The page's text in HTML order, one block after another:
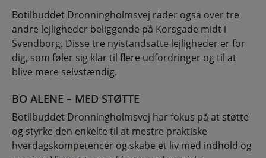
Botilbuddet Dronningholmsvej råder også over tre
andre lejligheder beliggende på Korsgade midt i
Svendborg. Disse tre nyistandsatte lejligheder er for
dig, som føler sig klar til flere udfordringer og til at
blive mere selvstændig.
BO ALENE – MED STØTTE
Botilbuddet Dronningholmsvej har fokus på at støtte
og styrke den enkelte til at mestre praktiske
hverdagskompetencer og skabe et liv med indhold og